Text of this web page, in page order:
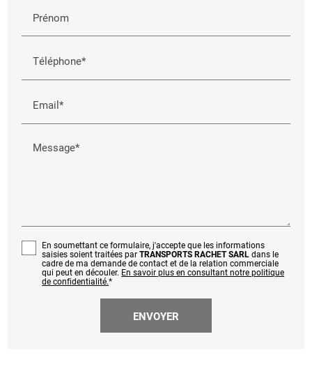
Prénom
Téléphone*
Email*
Message*
En soumettant ce formulaire, j'accepte que les informations
saisies soient traitées parTRANSPORTS RACHET SARLdans le
cadre de ma demande de contact et de la relation commerciale
qui peut en découler. En savoir plus en consultant notre politique
de confidentialité.*